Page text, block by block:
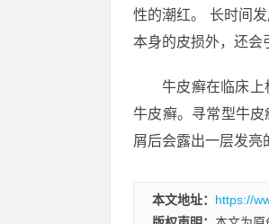
性的潮红。 长时间
本身的皮损外，还会
牛皮癣在临床上
牛皮癣。寻常型牛
屑后会露出一层发亮
本文地址： https://